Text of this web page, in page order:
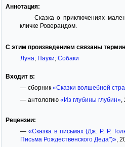
Аннотация:
Сказка о приключениях
кличке Роверандом.
С этим произведением связаны
Луна; Пауки; Собаки
Входит в:
— сборник «Сказки волшебной
— антологию «Из глубины глубин»,
Рецензии:
—«Сказка в письмах (Дж. Р. Р.
Письма Рождественского Деда")»,